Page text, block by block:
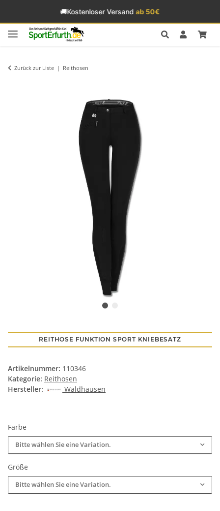
🚚Kostenloser Versandab 50€
Zurück zur Liste Reithosen
REITHOSE FUNKTION SPORT KNIEBESATZ
Artikelnummer: 110346
Kategorie: Reithosen
Hersteller:
Waldhausen
Farbe
Bitte wählen Sie eine Variation.
Größe
Bitte wählen Sie eine Variation.